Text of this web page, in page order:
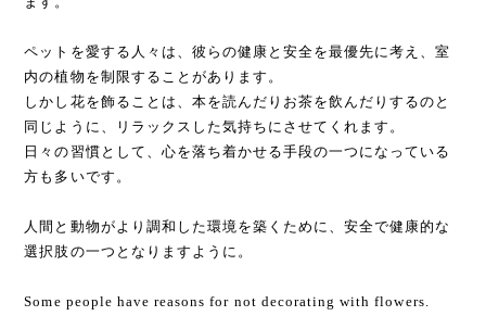
ペットを愛する人々は、彼らの健康と安全を最優先に考え、室
内の植物を制限することがあります。
しかし花を飾ることは、本を読んだりお茶を飲んだりするのと
同じように、リラックスした気持ちにさせてくれます。
日々の習慣として、心を落ち着かせる手段の一つになっている
方も多いです。
人間と動物がより調和した環境を築くために、安全で健康的な
選択肢の一つとなりますように。
Some people have reasons for not decorating with flowers.